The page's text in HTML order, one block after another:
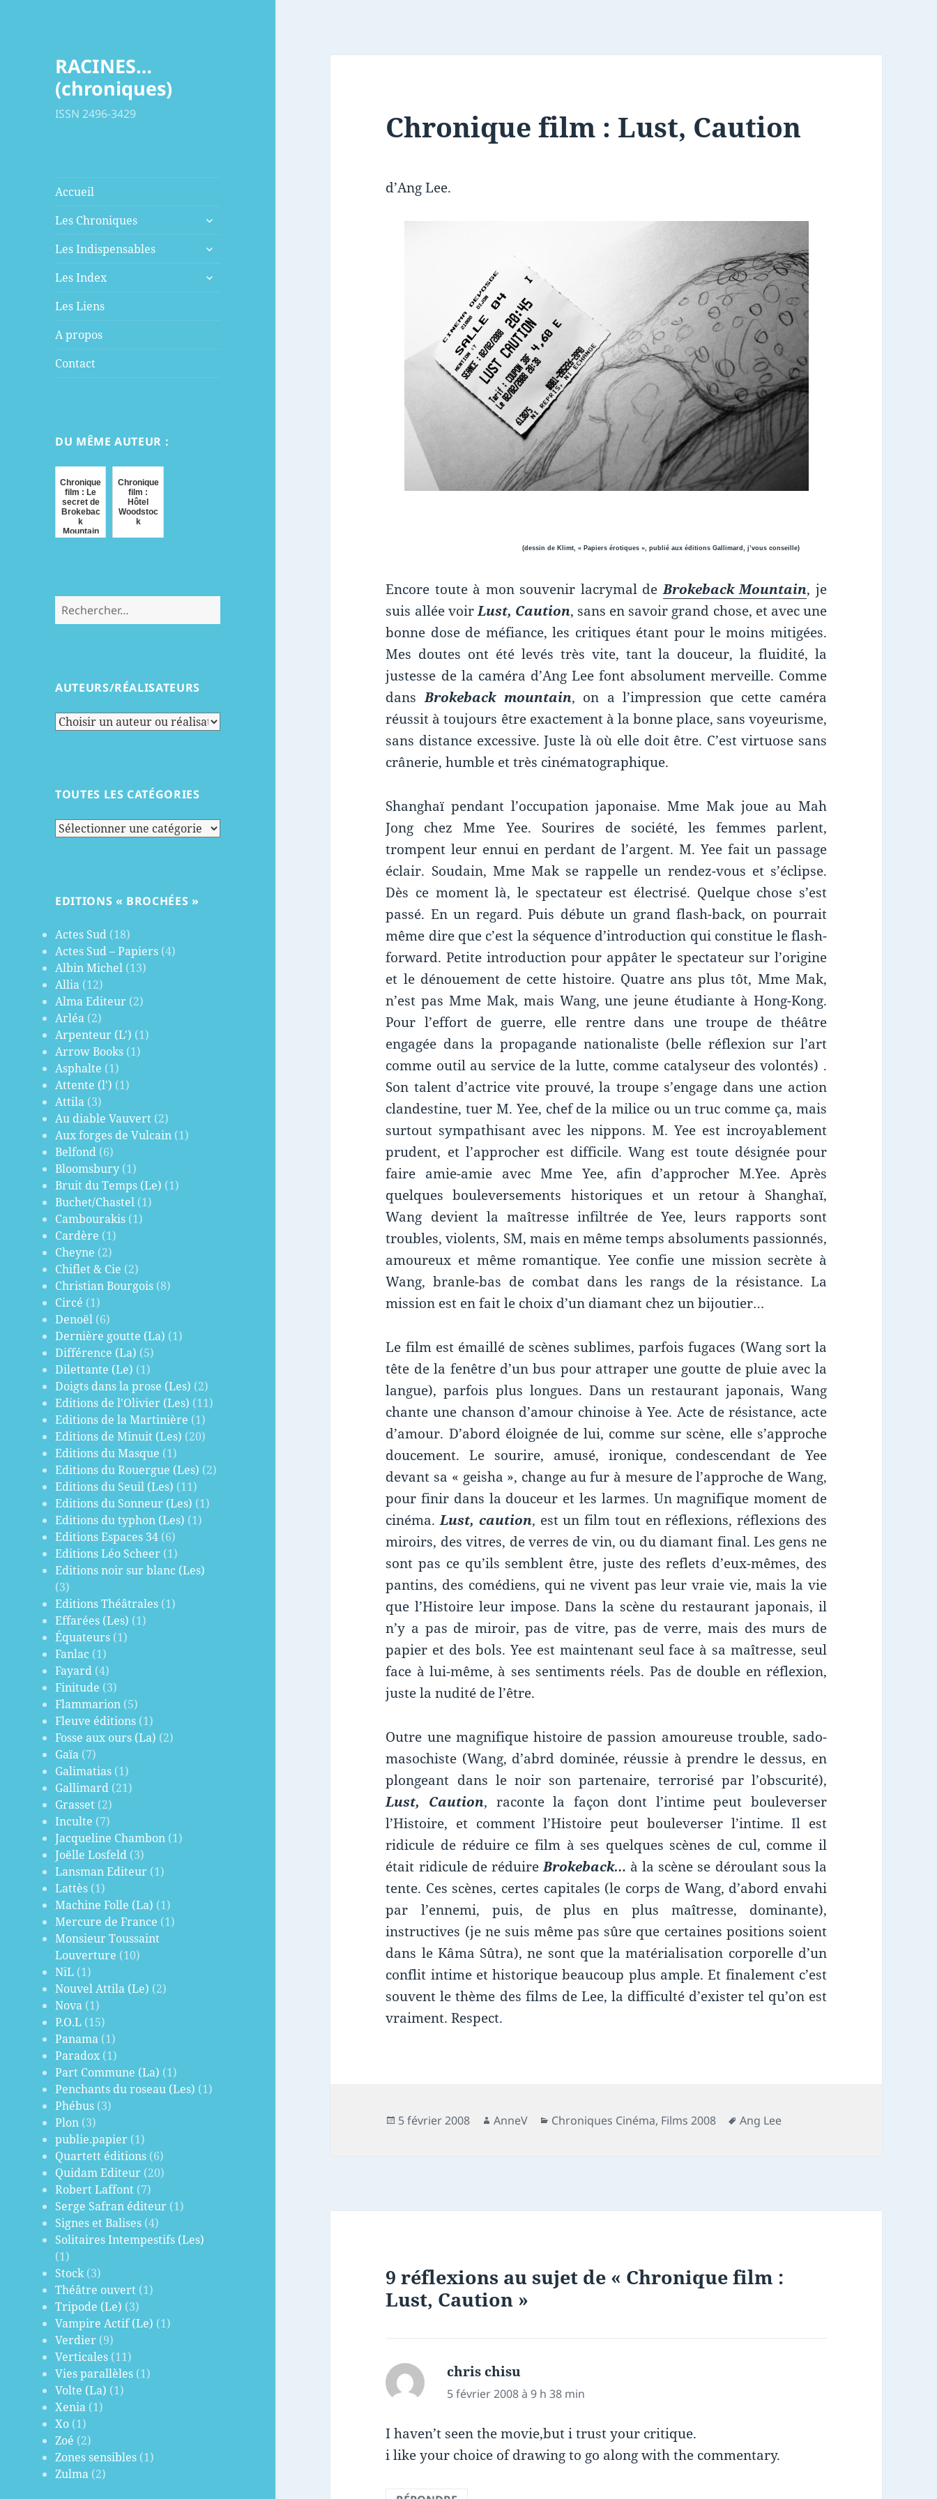
RACINES…
(chroniques)
ISSN 2496-3429
Accueil
Les Chroniques
ouvrir
sous-
Les Indispensables
ouvrir
sous-
Les Index
ouvrir
Les Liens
A propos
Contact
DU MÊME AUTEUR :
Chronique
film : Le
secret de
Brokebac
k
Mountain
Chronique
film :
Hôtel
Woodstoc
k
Rechercher :
AUTEURS/RÉALISATEURS
TOUTES LES CATÉGORIES
Toutes
EDITIONS « BROCHÉES »
Actes Sud (18)
Actes Sud – Papiers (4)
Albin Michel (13)
Allia (12)
Alma Editeur (2)
Arléa (2)
Arpenteur (L') (1)
Arrow Books (1)
Asphalte (1)
Attente (l') (1)
Attila (3)
Au diable Vauvert (2)
Aux forges de Vulcain (1)
Belfond (6)
Bloomsbury (1)
Bruit du Temps (Le) (1)
Buchet/Chastel (1)
Cambourakis (1)
Cardère (1)
Cheyne (2)
Chiflet & Cie (2)
Christian Bourgois (8)
Circé (1)
Denoël (6)
Dernière goutte (La) (1)
Différence (La) (5)
Dilettante (Le) (1)
Doigts dans la prose (Les) (2)
Editions de l'Olivier (Les) (11)
Editions de la Martinière (1)
Editions de Minuit (Les) (20)
Editions du Masque (1)
Editions du Rouergue (Les) (2)
Editions du Seuil (Les) (11)
Editions du Sonneur (Les) (1)
Editions du typhon (Les) (1)
Editions Espaces 34 (6)
Editions Léo Scheer (1)
Editions noir sur blanc (Les)
(3)
Editions Théâtrales (1)
Effarées (Les) (1)
Équateurs (1)
Fanlac (1)
Fayard (4)
Finitude (3)
Flammarion (5)
Fleuve éditions (1)
Fosse aux ours (La) (2)
Gaïa (7)
Galimatias (1)
Gallimard (21)
Grasset (2)
Inculte (7)
Jacqueline Chambon (1)
Joëlle Losfeld (3)
Lansman Editeur (1)
Lattès (1)
Machine Folle (La) (1)
Mercure de France (1)
Monsieur Toussaint
Louverture (10)
NiL (1)
Nouvel Attila (Le) (2)
Nova (1)
P.O.L (15)
Panama (1)
Paradox (1)
Part Commune (La) (1)
Penchants du roseau (Les) (1)
Phébus (3)
Plon (3)
publie.papier (1)
Quartett éditions (6)
Quidam Editeur (20)
Robert Laffont (7)
Serge Safran éditeur (1)
Signes et Balises (4)
Solitaires Intempestifs (Les)
(1)
Stock(3)
Théâtre ouvert (1)
Tripode (Le) (3)
Vampire Actif (Le) (1)
Verdier (9)
Verticales (11)
Vies parallèles (1)
Volte (La) (1)
Xenia (1)
Xo (1)
Zoé (2)
Zones sensibles (1)
Zulma (2)
Chronique film : Lust, Caution
d’Ang Lee.
(dessin de Klimt, « Papiers érotiques », publié aux éditions Gallimard, j’vous conseille)
Encore toute à mon souvenir lacrymal deBrokeback Mountain, je
suis allée voirLust, Caution, sans en savoir grand chose, et avec une
bonne dose de méfiance, les critiques étant pour le moins mitigées.
Mes doutes ont été levés très vite, tant la douceur, la fluidité, la
justesse de la caméra d’Ang Lee font absolument merveille. Comme
dansBrokeback mountain, on a l’impression que cette caméra
réussit à toujours être exactement à la bonne place, sans voyeurisme,
sans distance excessive. Juste là où elle doit être. C’est virtuose sans
crânerie, humble et très cinématographique.
Shanghaï pendant l’occupation japonaise. Mme Mak joue au Mah
Jong chez Mme Yee. Sourires de société, les femmes parlent,
trompent leur ennui en perdant de l’argent. M. Yee fait un passage
éclair. Soudain, Mme Mak se rappelle un rendez-vous et s’éclipse.
Dès ce moment là, le spectateur est électrisé. Quelque chose s’est
passé. En un regard. Puis débute un grand flash-back, on pourrait
même dire que c’est la séquence d’introduction qui constitue le flash-
forward. Petite introduction pour appâter le spectateur sur l’origine
et le dénouement de cette histoire. Quatre ans plus tôt, Mme Mak,
n’est pas Mme Mak, mais Wang, une jeune étudiante à Hong-Kong.
Pour l’effort de guerre, elle rentre dans une troupe de théâtre
engagée dans la propagande nationaliste (belle réflexion sur l’art
comme outil au service de la lutte, comme catalyseur des volontés) .
Son talent d’actrice vite prouvé, la troupe s’engage dans une action
clandestine, tuer M. Yee, chef de la milice ou un truc comme ça, mais
surtout sympathisant avec les nippons. M. Yee est incroyablement
prudent, et l’approcher est difficile. Wang est toute désignée pour
faire amie-amie avec Mme Yee, afin d’approcher M.Yee. Après
quelques bouleversements historiques et un retour à Shanghaï,
Wang devient la maîtresse infiltrée de Yee, leurs rapports sont
troubles, violents, SM, mais en même temps absoluments passionnés,
amoureux et même romantique. Yee confie une mission secrète à
Wang, branle-bas de combat dans les rangs de la résistance. La
mission est en fait le choix d’un diamant chez un bijoutier…
Le film est émaillé de scènes sublimes, parfois fugaces (Wang sort la
tête de la fenêtre d’un bus pour attraper une goutte de pluie avec la
langue), parfois plus longues. Dans un restaurant japonais, Wang
chante une chanson d’amour chinoise à Yee. Acte de résistance, acte
d’amour. D’abord éloignée de lui, comme sur scène, elle s’approche
doucement. Le sourire, amusé, ironique, condescendant de Yee
devant sa « geisha », change au fur à mesure de l’approche de Wang,
pour finir dans la douceur et les larmes. Un magnifique moment de
cinéma.Lust, caution, est un film tout en réflexions, réflexions des
miroirs, des vitres, de verres de vin, ou du diamant final. Les gens ne
sont pas ce qu’ils semblent être, juste des reflets d’eux-mêmes, des
pantins, des comédiens, qui ne vivent pas leur vraie vie, mais la vie
que l’Histoire leur impose. Dans la scène du restaurant japonais, il
n’y a pas de miroir, pas de vitre, pas de verre, mais des murs de
papier et des bols. Yee est maintenant seul face à sa maîtresse, seul
face à lui-même, à ses sentiments réels. Pas de double en réflexion,
juste la nudité de l’être.
Outre une magnifique histoire de passion amoureuse trouble, sado-
masochiste (Wang, d’abrd dominée, réussie à prendre le dessus, en
plongeant dans le noir son partenaire, terrorisé par l’obscurité),
Lust, Caution, raconte la façon dont l’intime peut bouleverser
l’Histoire, et comment l’Histoire peut bouleverser l’intime. Il est
ridicule de réduire ce film à ses quelques scènes de cul, comme il
était ridicule de réduireBrokeback… à la scène se déroulant sous la
tente. Ces scènes, certes capitales (le corps de Wang, d’abord envahi
par l’ennemi, puis, de plus en plus maîtresse, dominante),
instructives (je ne suis même pas sûre que certaines positions soient
dans le Kâma Sûtra), ne sont que la matérialisation corporelle d’un
conflit intime et historique beaucoup plus ample. Et finalement c’est
souvent le thème des films de Lee, la difficulté d’exister tel qu’on est
vraiment. Respect.
Publié
5 février 2008 Auteur
AnneV Catégories
Chroniques Cinéma, Films 2008
Mots-
Ang Lee
9 réflexions au sujet de « Chronique film :
Lust, Caution »
chris chisu
5 février 2008 à 9 h 38 min
I haven’t seen the movie,but i trust your critique.
i like your choice of drawing to go along with the commentary.